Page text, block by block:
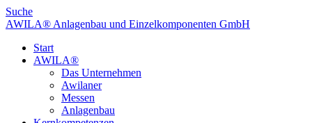
Suche
AWILA® Anlagenbau und Einzelkomponenten GmbH
Start
AWILA®
Das Unternehmen
Awilaner
Messen
Anlagenbau